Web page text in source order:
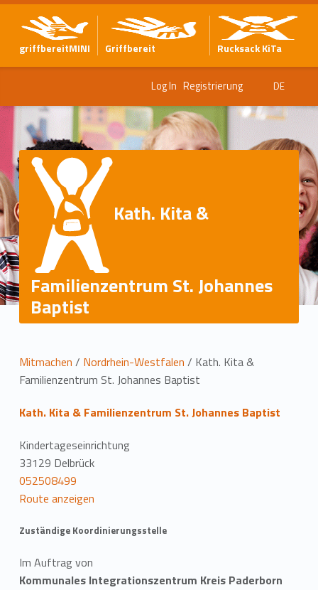
griffbereitMINI Griffbereit Rucksack KiTa
Log In Registrierung DE
Kath. Kita &
Familienzentrum St. Johannes
Baptist
L
o
c
a
t
i
o
n
Mitmachen / Nordrhein-Westfalen / Kath. Kita &
Familienzentrum St. Johannes Baptist
Kath. Kita & Familienzentrum St. Johannes Baptist
Kindertageseinrichtung
33129 Delbrück
052508499
Route anzeigen
Zuständige Koordinierungsstelle
Im Auftrag von
Kommunales Integrationszentrum Kreis Paderborn